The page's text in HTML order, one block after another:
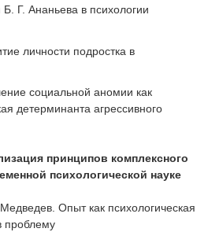
Г. Ананьева в психологии
личности подростка в
социальной аномии как
детерминанта агрессивного
принципов комплексного
психологической науке
Опыт как психологическая
проблему